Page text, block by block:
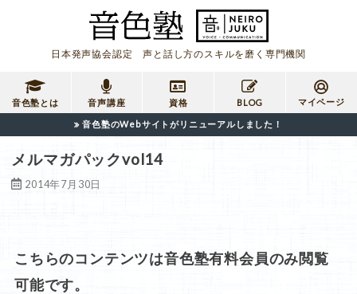
日本発声協会認定 声と話し方のスキルを磨く専門機関
音色塾とは 音声講座 資格 BLOG マイページ
音色塾のWebサイトがリニューアルしました！
メルマガパックvol14
2014年7月30日
こちらのコンテンツは音色塾有料会員のみ閲覧
可能です。